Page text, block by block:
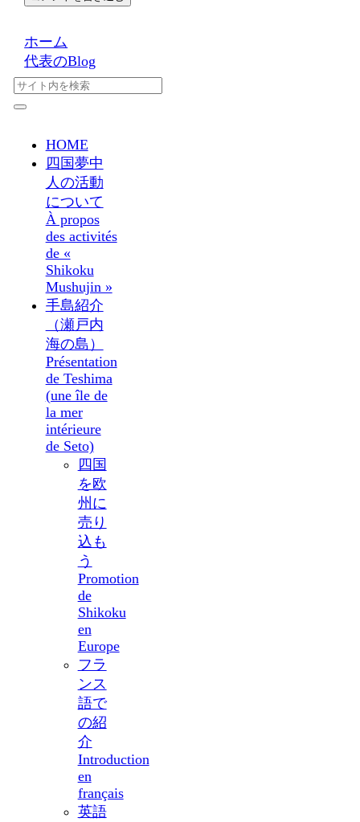
ホーム
代表のBlog
HOME
四国夢中
人の活動
について
À propos
des activités
de «
Shikoku
Mushujin »
手島紹介
（瀬戸内
海の島）
Présentation
de Teshima
(une île de
la mer
intérieure
de Seto)
四国
を欧
州に
売り
込も
う
Promotion
de
Shikoku
en
Europe
フラ
ンス
語で
の紹
介
Introduction
en
français
英語